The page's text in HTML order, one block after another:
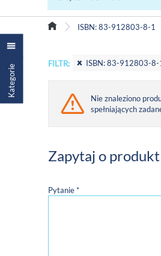
ISBN: 83-912803-8-1
Kategorie FILTR: ISBN: 83-912803-8-
Nie znaleziono
spełniających
Zapytaj o produkt
Pytanie *